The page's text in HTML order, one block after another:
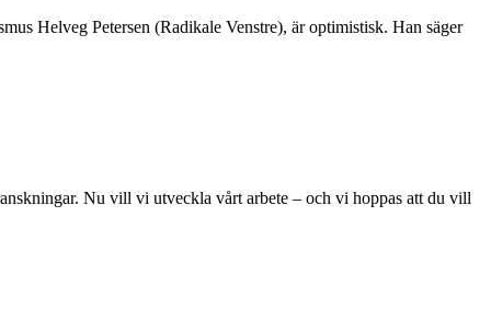
Helveg Petersen (Radikale Venstre), är optimistisk. Han säger
Nu vill vi utveckla vårt arbete – och vi hoppas att du vill